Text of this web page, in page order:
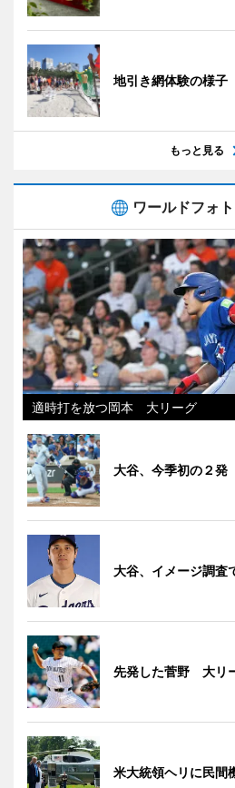
地引き網体験の様子
もっと見る
ワールドフォ
適時打を放つ岡本 大リーグ
大谷、今季初の２
大谷、イメージ調査
先発した菅野 大リ
米大統領ヘリに民間